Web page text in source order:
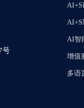
号
AI智
增值
多语